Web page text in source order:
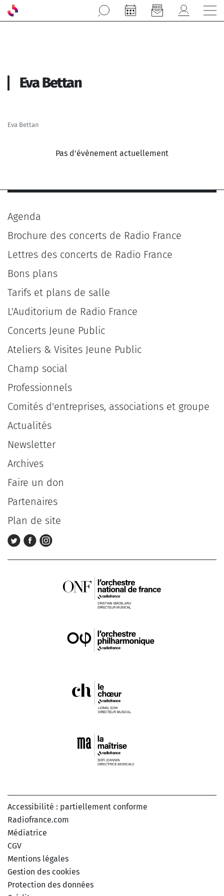
Aller au contenu principal
Eva Bettan
Eva Bettan
Pas d'évènement actuellement
Agenda
Brochure des concerts de Radio France
Lettres des concerts de Radio France
Bons plans
Tarifs et plans de salle
L'Auditorium de Radio France
Concerts Jeune Public
Ateliers & Visites Jeune Public
Champ social
Professionnels
Comités d'entreprises, associations et groupe
Actualités
Newsletter
Archives
Faire un don
Partenaires
Plan de site
Accessibilité : partiellement conforme
Radiofrance.com
Médiatrice
CGV
Mentions légales
Gestion des cookies
Protection des données